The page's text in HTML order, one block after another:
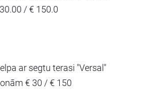
/ € 150.0
ar segtu terasi "Versal"
€ 30 / € 150